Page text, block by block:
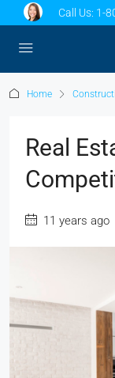
Call Us: 1-
Home
Real
11 years ago